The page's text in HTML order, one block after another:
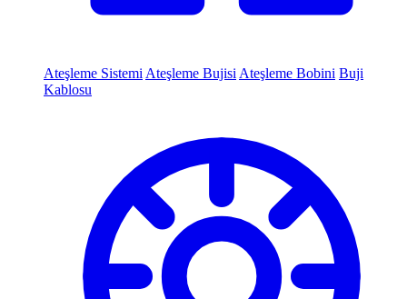
Ateşleme Sistemi Ateşleme Bujisi Ateşleme Bobini Buji
Kablosu